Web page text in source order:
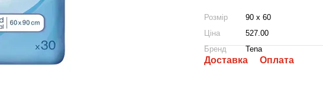
Розмір
90 x 60
Ціна
527.00
Бренд
Tena
Доставка Оплата